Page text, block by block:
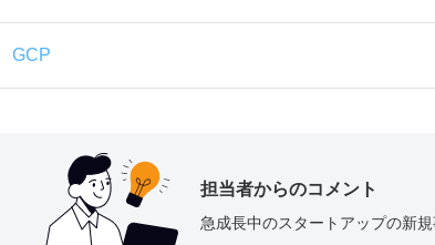
GCP
担当者からのコメント
急成長中のスタートアップの新